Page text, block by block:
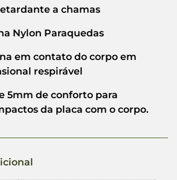
a chamas
Nylon Paraquedas
em contato do corpo em
respirável
5mm de conforto para
da placa com o corpo.